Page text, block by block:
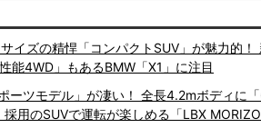
イズの精悍「コンパクトSUV」が魅力的
能4WD」もあるBMW「X1」に注目
ーツモデル」が凄い！ 全長4.2mボディに
用のSUVで運転が楽しめる「LBX